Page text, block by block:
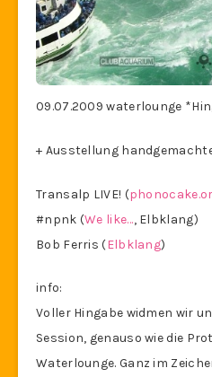
09.07.2009 waterlounge
+ Ausstellung
Transalp LIVE! (
#npnk (We like…, Elbklang)
Bob Ferris (Elbklang)
info:
Voller Hingabe widmen wir
Session, genauso wie die
Waterlounge. Ganz im